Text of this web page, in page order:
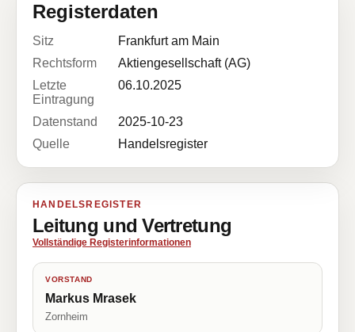
Registerdaten
Sitz
Frankfurt am Main
Rechtsform
Aktiengesellschaft (AG)
Letzte
Eintragung
06.10.2025
Datenstand
2025-10-23
Quelle
Handelsregister
HANDELSREGISTER
Leitung und Vertretung
Vollständige Registerinformationen
VORSTAND
Markus Mrasek
Zornheim